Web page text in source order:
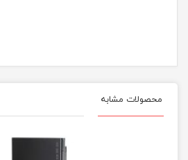
محصولات مشابه